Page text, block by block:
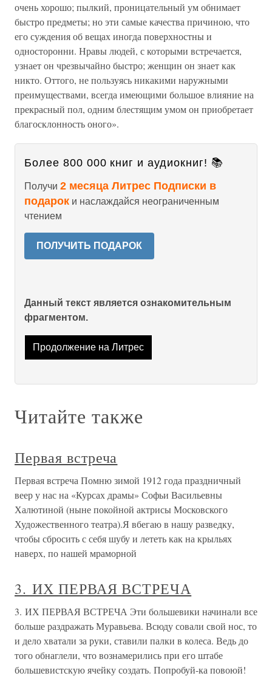
очень хорошо; пылкий, проницательный ум обнимает
быстро предметы; но эти самые качества причиною, что
его суждения об вещах иногда поверхностны и
односторонни. Нравы людей, с которыми встречается,
узнает он чрезвычайно быстро; женщин он знает как
никто. Оттого, не пользуясь никакими наружными
преимуществами, всегда имеющими большое влияние на
прекрасный пол, одним блестящим умом он приобретает
благосклонность оного».
Более 800 000 книг и аудиокниг! 📚
Получи 2 месяца Литрес Подписки в
подарок и наслаждайся неограниченным
чтением
ПОЛУЧИТЬ ПОДАРОК
Данный текст является ознакомительным
фрагментом.
Продолжение на Литрес
Читайте также
Первая встреча
Первая встреча Помню зимой 1912 года праздничный
веер у нас на «Курсах драмы» Софьи Васильевны
Халютиной (ныне покойной актрисы Московского
Художественного театра).Я вбегаю в нашу разведку,
чтобы сбросить с себя шубу и лететь как на крыльях
наверх, по нашей мраморной
3. ИХ ПЕРВАЯ ВСТРЕЧА
3. ИХ ПЕРВАЯ ВСТРЕЧА Эти большевики начинали все
больше раздражать Муравьева. Всюду совали свой нос, то
и дело хватали за руки, ставили палки в колеса. Ведь до
того обнаглели, что вознамерились при его штабе
большевистскую ячейку создать. Попробуй-ка повоюй!